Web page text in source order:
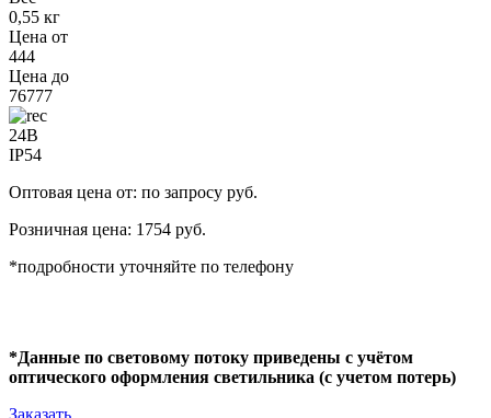
0,55 кг
Цена от
444
Цена до
76777
24В
IP54
Оптовая цена от: по запросу руб.
Розничная цена: 1754 руб.
*подробности уточняйте по телефону
*Данные по световому потоку приведены с учётом
оптического оформления светильника (с учетом потерь)